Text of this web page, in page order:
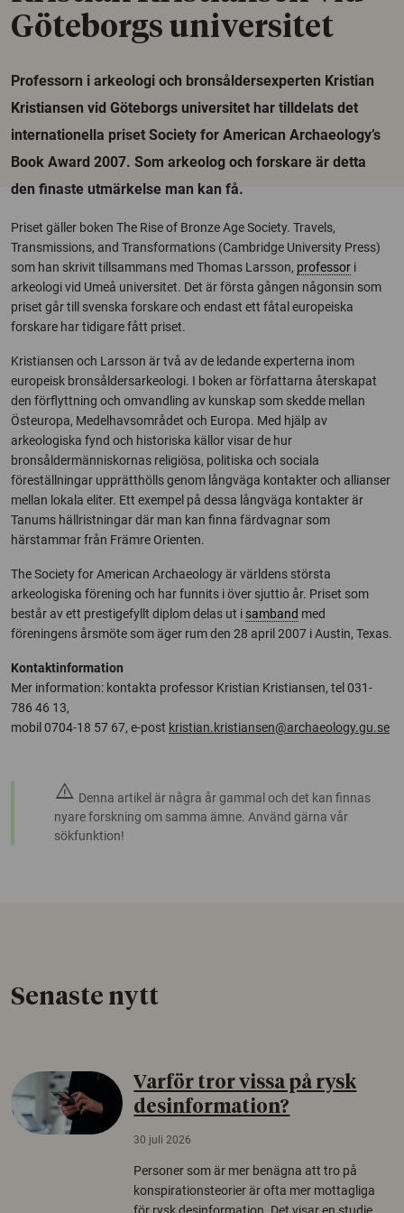
Göteborgs universitet
Professorn i arkeologi och bronsåldersexperten Kristian
Kristiansen vid Göteborgs universitet har tilldelats det
internationella priset Society for American Archaeology’s
Book Award 2007. Som arkeolog och forskare är detta
den finaste utmärkelse man kan få.
Priset gäller boken The Rise of Bronze Age Society. Travels,
Transmissions, and Transformations (Cambridge University Press)
som han skrivit tillsammans med Thomas Larsson, professor i
arkeologi vid Umeå universitet. Det är första gången någonsin som
priset går till svenska forskare och endast ett fåtal europeiska
forskare har tidigare fått priset.
Kristiansen och Larsson är två av de ledande experterna inom
europeisk bronsåldersarkeologi. I boken ar författarna återskapat
den förflyttning och omvandling av kunskap som skedde mellan
Östeuropa, Medelhavsområdet och Europa. Med hjälp av
arkeologiska fynd och historiska källor visar de hur
bronsåldermänniskornas religiösa, politiska och sociala
föreställningar upprätthölls genom långväga kontakter och allianser
mellan lokala eliter. Ett exempel på dessa långväga kontakter är
Tanums hällristningar där man kan finna färdvagnar som
härstammar från Främre Orienten.
The Society for American Archaeology är världens största
arkeologiska förening och har funnits i över sjuttio år. Priset som
består av ett prestigefyllt diplom delas ut i samband med
föreningens årsmöte som äger rum den 28 april 2007 i Austin, Texas.
Kontaktinformation
Mer information: kontakta professor Kristian Kristiansen, tel 031-
786 46 13,
mobil 0704-18 57 67, e-post kristian.kristiansen@archaeology.gu.se
warning Denna artikel är några år gammal och det kan finnas
nyare forskning om samma ämne. Använd gärna vår
sökfunktion!
Senaste nytt
Varför tror vissa på rysk
desinformation?
30 juli 2026
Personer som är mer benägna att tro på
konspirationsteorier är ofta mer mottagliga